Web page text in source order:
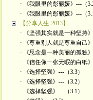
· 《我眼里的彭丽媛》---（3.2
· 《我眼里的彭丽媛》---（3.1
【分享人生-2013】
· 《坚强其实就是一种坚持》
· 《尊重别人就是尊重自己》
· 《思念是一种美丽的孤独》
· 《信任像一张无暇的白纸》
· 《选择坚强》---（3.3）
· 《选择坚强》---（3.2）
· 《选择坚强》---（3.1）